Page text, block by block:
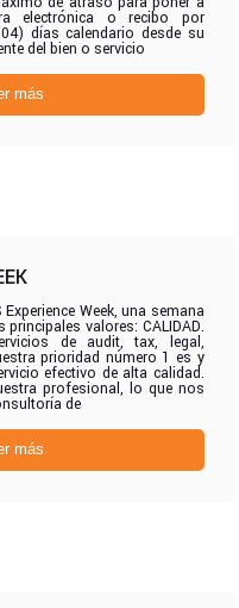
electrónica o recibo por
días calendario desde su
del bien o servicio
más
Week, una semana
valores: CALIDAD.
de audit, tax, legal,
prioridad número 1 es y
efectivo de alta calidad.
profesional, lo que nos
de
más